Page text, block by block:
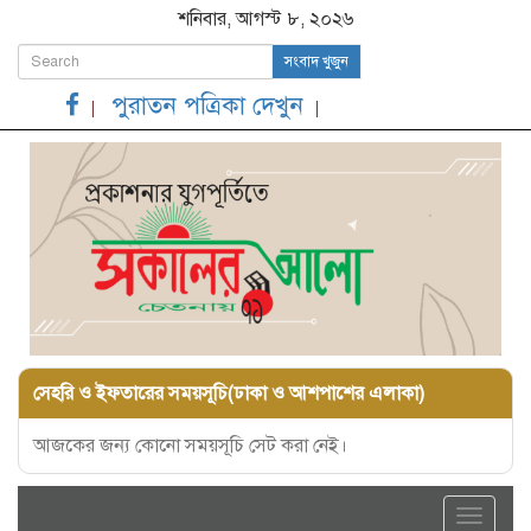
শনিবার, আগস্ট ৮, ২০২৬
সংবাদ খুজুন
পুরাতন পত্রিকা দেখুন
সেহরি ও ইফতারের সময়সূচি(ঢাকা ও আশপাশের এলাকা)
আজকের জন্য কোনো সময়সূচি সেট করা নেই।
Toggle